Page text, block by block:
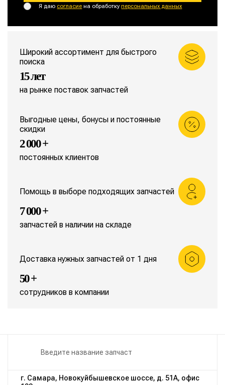
Я даю согласие на обработкуперсональных данных
Широкий ассортимент для быстрого
поиска
15 лет
на рынке поставок запчастей
Выгодные цены, бонусы и постоянные
скидки
2 000 +
постоянных клиентов
Помощь в выборе подходящих запчастей
7 000 +
запчастей в наличии на складе
Доставка нужных запчастей от 1 дня
50 +
сотрудников в компании
г. Самара, Новокуйбышевское шоссе, д. 51А, офис